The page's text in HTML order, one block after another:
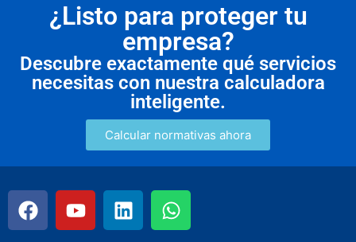
¿Listo para proteger tu
empresa?
Descubre exactamente qué servicios
necesitas con nuestra calculadora
inteligente.
Calcular normativas ahora